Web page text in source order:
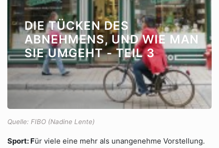
DIE TÜCKEN DES
ABNEHMENS, UND WIE MAN
SIE UMGEHT - TEIL 3
Quelle: FIBO (Nadine Lente)
Sport: Für viele eine mehr als unangenehme Vorstellung.